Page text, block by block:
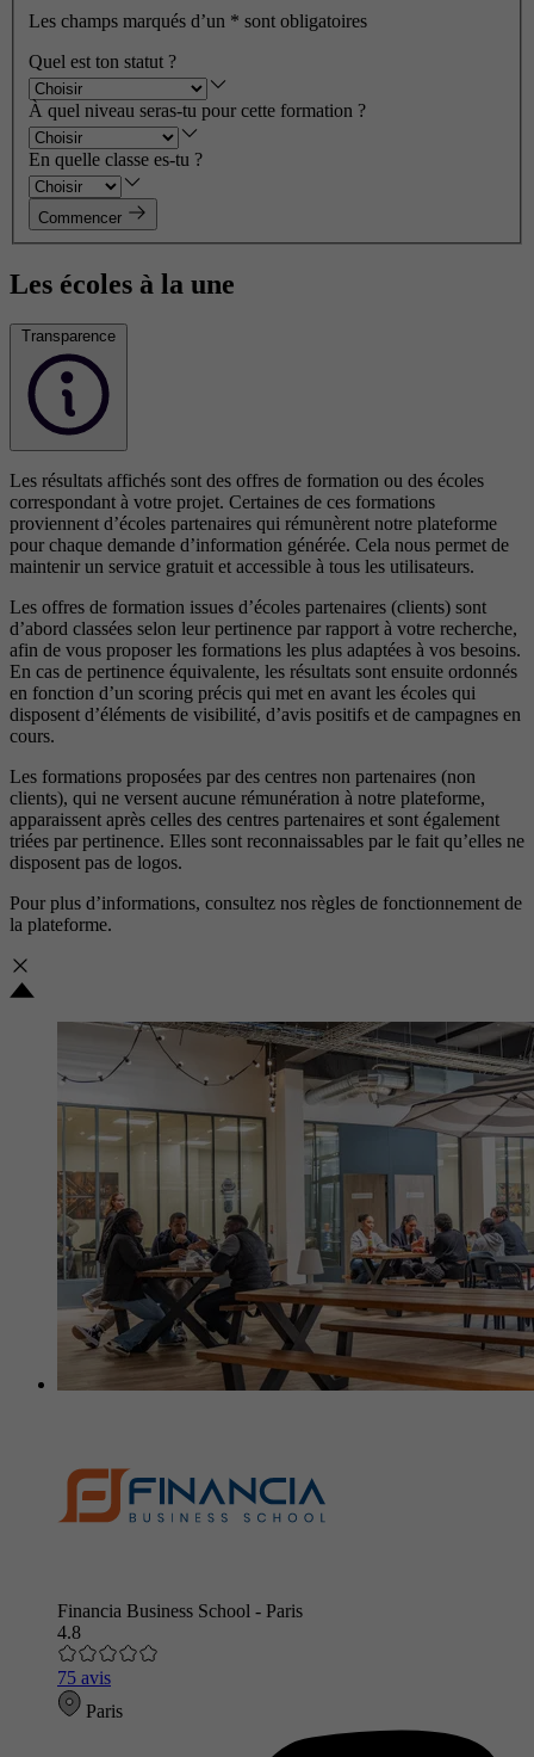
Les champs marqués d’un * sont obligatoires
Quel est ton statut ?
À quel niveau seras-tu pour cette formation ?
En quelle classe es-tu ?
Commencer
Les écoles à la une
Transparence
Les résultats affichés sont des offres de formation ou des écoles
correspondant à votre projet. Certaines de ces formations
proviennent d’écoles partenaires qui rémunèrent notre plateforme
pour chaque demande d’information générée. Cela nous permet de
maintenir un service gratuit et accessible à tous les utilisateurs.
Les offres de formation issues d’écoles partenaires (clients) sont
d’abord classées selon leur pertinence par rapport à votre recherche,
afin de vous proposer les formations les plus adaptées à vos besoins.
En cas de pertinence équivalente, les résultats sont ensuite ordonnés
en fonction d’un scoring précis qui met en avant les écoles qui
disposent d’éléments de visibilité, d’avis positifs et de campagnes en
cours.
Les formations proposées par des centres non partenaires (non
clients), qui ne versent aucune rémunération à notre plateforme,
apparaissent après celles des centres partenaires et sont également
triées par pertinence. Elles sont reconnaissables par le fait qu’elles ne
disposent pas de logos.
Pour plus d’informations, consultez nos règles de fonctionnement de
la plateforme.
Financia Business School - Paris
4.8
75 avis
Paris